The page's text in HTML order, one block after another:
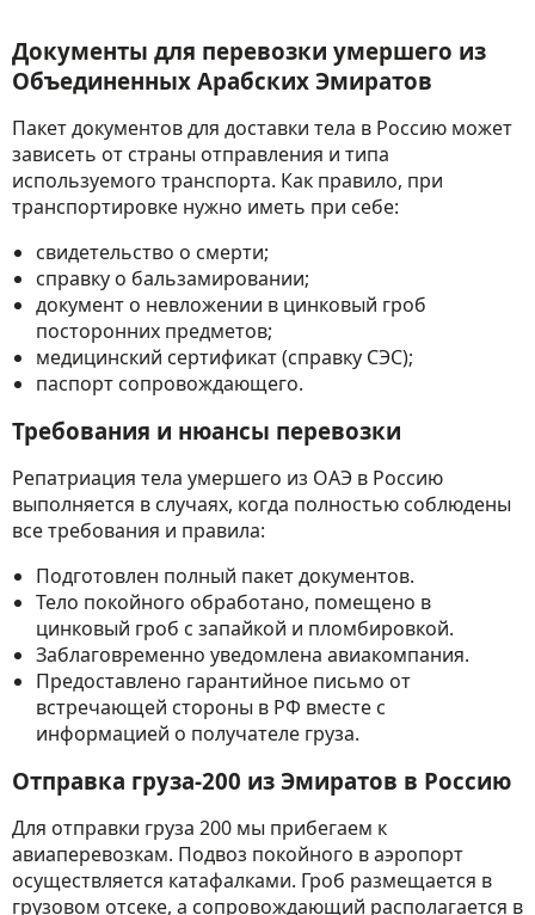
Документы для перевозки умершего из
Объединенных Арабских Эмиратов
Пакет документов для доставки тела в Россию может
зависеть от страны отправления и типа
используемого транспорта. Как правило, при
транспортировке нужно иметь при себе:
свидетельство о смерти;
справку о бальзамировании;
документ о невложении в цинковый гроб
посторонних предметов;
медицинский сертификат (справку СЭС);
паспорт сопровождающего.
Требования и нюансы перевозки
Репатриация тела умершего из ОАЭ в Россию
выполняется в случаях, когда полностью соблюдены
все требования и правила:
Подготовлен полный пакет документов.
Тело покойного обработано, помещено в
цинковый гроб с запайкой и пломбировкой.
Заблаговременно уведомлена авиакомпания.
Предоставлено гарантийное письмо от
встречающей стороны в РФ вместе с
информацией о получателе груза.
Отправка груза-200 из Эмиратов в Россию
Для отправки груза 200 мы прибегаем к
авиаперевозкам. Подвоз покойного в аэропорт
осуществляется катафалками. Гроб размещается в
грузовом отсеке, а сопровождающий располагается в